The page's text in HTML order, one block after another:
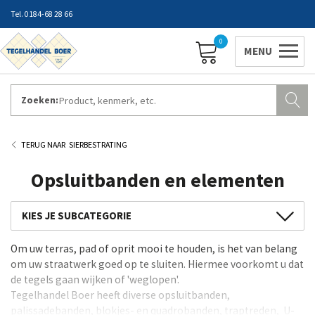
0184-68 28 66
0
Zoeken:
ZAKELIJK INLOGGEN
SIERBESTRATING
Opsluitbanden en elementen
GeoCeramica
GeoProArte®
Keramische Tuintegels
Tuintegels en terrastegels
Om uw terras, pad of oprit mooi te houden, is het van belang
om uw straatwerk goed op te sluiten. Hiermee voorkomt u dat
de tegels gaan wijken of 'weglopen'.
Tegelhandel Boer heeft diverse opsluitbanden,
palissadebanden, blokjes- en quadrobanden, traptreden, U-